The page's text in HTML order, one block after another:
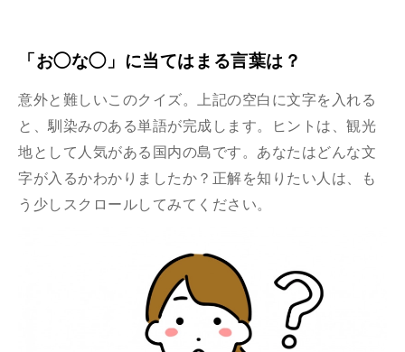
「お◯な◯」に当てはまる言葉は？
意外と難しいこのクイズ。上記の空白に文字を入れる
と、馴染みのある単語が完成します。ヒントは、観光
地として人気がある国内の島です。あなたはどんな文
字が入るかわかりましたか？正解を知りたい人は、も
う少しスクロールしてみてください。